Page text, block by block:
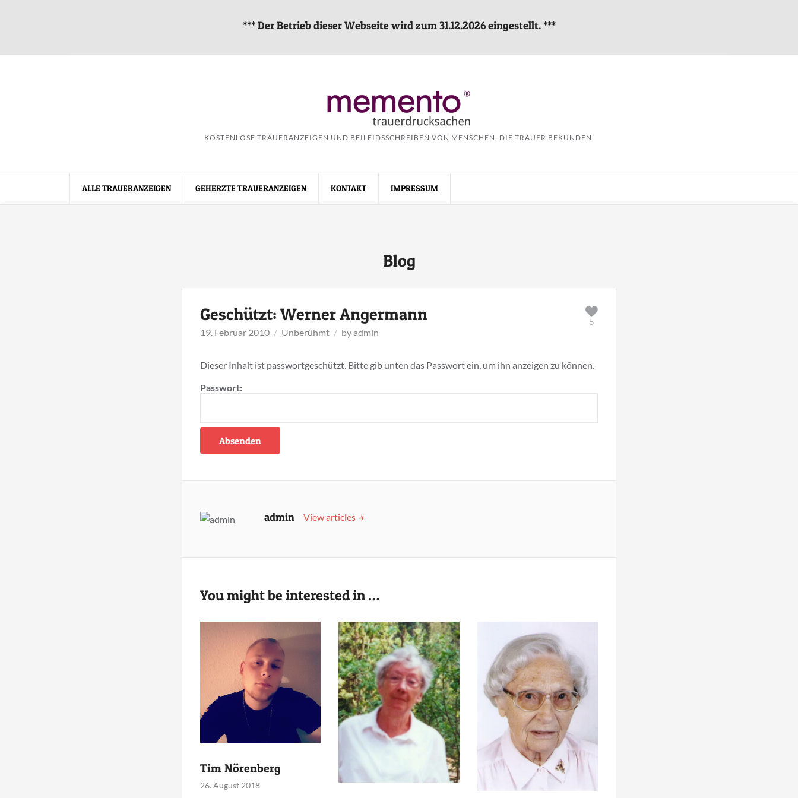
*** Der Betrieb dieser Webseite wird zum 31.12.2026 eingestellt. ***
KOSTENLOSE TRAUERANZEIGEN UND BEILEIDSSCHREIBEN VON MENSCHEN, DIE TRAUER BEKUNDEN.
ALLE TRAUERANZEIGEN GEHERZTE TRAUERANZEIGEN KONTAKT IMPRESSUM
Blog
Geschützt: Werner Angermann 5
19. Februar 2010 Unberühmt byadmin
Dieser Inhalt ist passwortgeschützt. Bitte gib unten das Passwort ein, um ihn anzeigen zu können.
Passwort:
admin View articles
You might be interested in …
Tim Nörenberg
26. August 2018